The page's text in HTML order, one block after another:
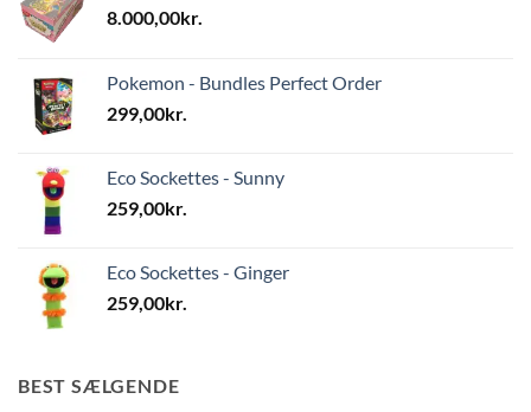
8.000,00kr.
Pokemon - Bundles Perfect Order
299,00kr.
Eco Sockettes - Sunny
259,00kr.
Eco Sockettes - Ginger
259,00kr.
BEST SÆLGENDE